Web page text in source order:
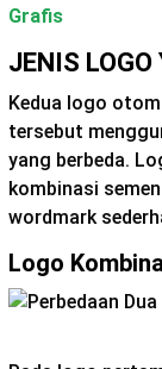
Grafis
JENIS LOGO
Kedua logo
tersebut
yang berbeda.
kombinasi
wordmark
Logo